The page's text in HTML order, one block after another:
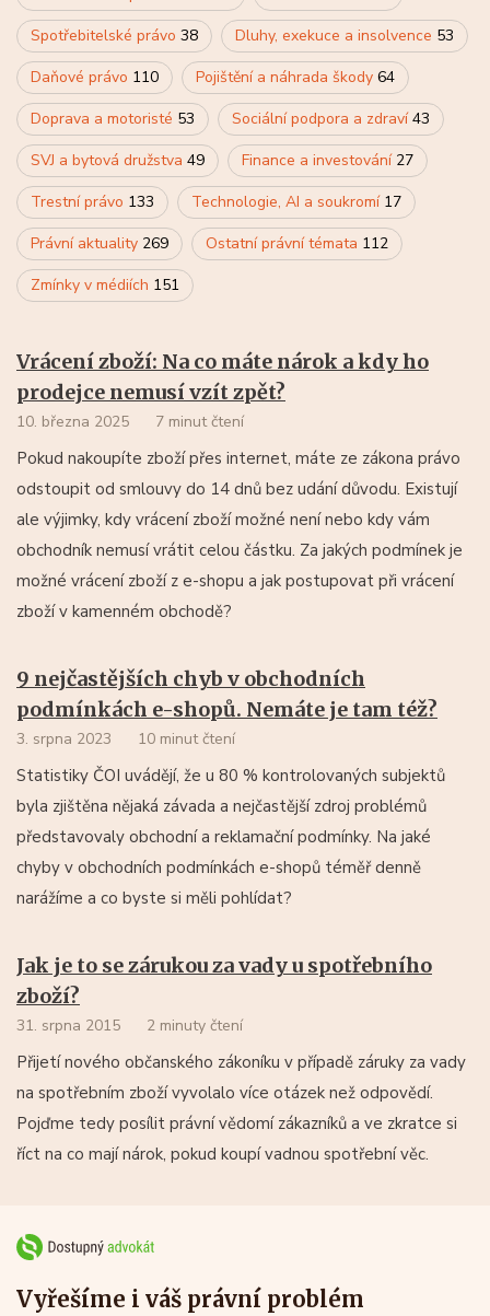
Spotřebitelské právo 38 Dluhy, exekuce a insolvence 53
Daňové právo 110 Pojištění a náhrada škody 64
Doprava a motoristé 53 Sociální podpora a zdraví43
SVJ a bytová družstva 49 Finance a investování 27
Trestní právo 133 Technologie, AI a soukromí 17
Právní aktuality 269 Ostatní právní témata 112
Zmínky v médiích 151
Vrácení zboží: Na co máte nárok a kdy ho
prodejce nemusí vzít zpět?
10. března 2025 7 minut čtení
Pokud nakoupíte zboží přes internet, máte ze zákona právo
odstoupit od smlouvy do 14 dnů bez udání důvodu. Existují
ale výjimky, kdy vrácení zboží možné není nebo kdy vám
obchodník nemusí vrátit celou částku. Za jakých podmínek je
možné vrácení zboží z e-shopu a jak postupovat při vrácení
zboží v kamenném obchodě?
9 nejčastějších chyb v obchodních
podmínkách e-shopů. Nemáte je tam též?
3. srpna 2023 10 minut čtení
Statistiky ČOI uvádějí, že u 80 % kontrolovaných subjektů
byla zjištěna nějaká závada a nejčastější zdroj problémů
představovaly obchodní a reklamační podmínky. Na jaké
chyby v obchodních podmínkách e-shopů téměř denně
narážíme a co byste si měli pohlídat?
Jak je to se zárukou za vady u spotřebního
zboží?
31. srpna 2015 2 minuty čtení
Přijetí nového občanského zákoníku v případě záruky za vady
na spotřebním zboží vyvolalo více otázek než odpovědí.
Pojďme tedy posílit právní vědomí zákazníků a ve zkratce si
říct na co mají nárok, pokud koupí vadnou spotřební věc.
Vyřešíme i váš právní problém